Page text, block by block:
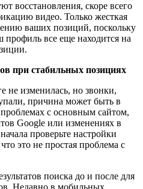
восстановления, скоре всего
видео. Только жесткая
ваших позиций, поскольку
профиль все еще находится на
при стабильных позициях
не изменилась, но звонки,
причина может быть в
с основным сайтом,
Google или изменениях в
проверьте настройки
это не простая проблема с
поиска до и после для